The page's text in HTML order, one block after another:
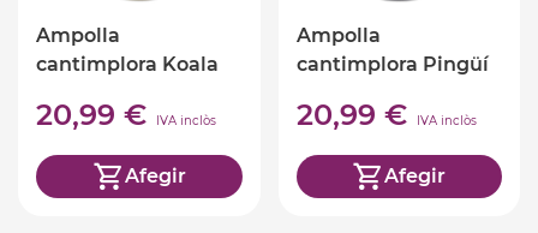
Ampolla
cantimplora Koala
20,99 € IVA inclòs
Afegir
Ampolla
cantimplora Pingüí
20,99 € IVA inclòs
Afegir